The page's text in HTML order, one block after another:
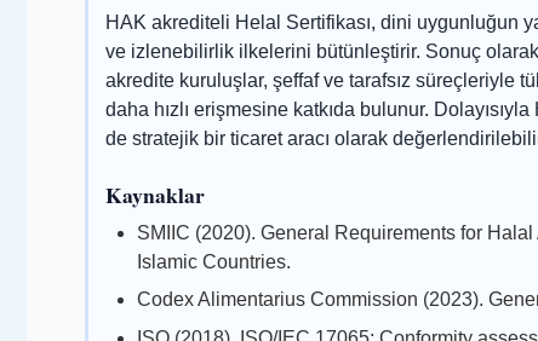
HAK akrediteli Helal Sertifikası, dini uygunluğun
ve izlenebilirlik ilkelerini bütünleştirir. Sonuç
akredite kuruluşlar, şeffaf ve tarafsız süreçleriyle
daha hızlı erişmesine katkıda bulunur.
de stratejik bir ticaret aracı olarak
Kaynaklar
SMIIC (2020). General Requirements for
Islamic Countries.
Codex Alimentarius Commission (2023).